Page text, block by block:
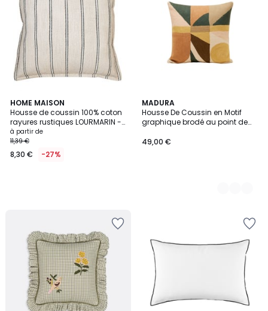
HOME MAISON
Housse de coussin 100% coton
rayures rustiques LOURMARIN -
QABANE
à partir de
11,39 €
8,30 € -27%
MADURA
Housse De Coussin en Motif
graphique brodé au point de
49,00 €
2
Couleurs